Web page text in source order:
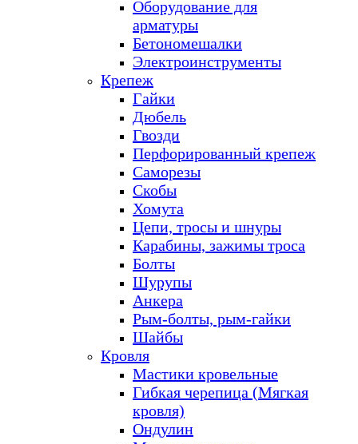
Оборудование для
арматуры
Бетономешалки
Электроинструменты
Крепеж
Гайки
Дюбель
Гвозди
Перфорированный крепеж
Саморезы
Скобы
Хомута
Цепи, тросы и шнуры
Карабины, зажимы троса
Болты
Шурупы
Анкера
Рым-болты, рым-гайки
Шайбы
Кровля
Мастики кровельные
Гибкая черепица (Мягкая
кровля)
Ондулин